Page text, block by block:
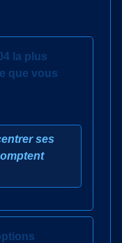
la plus
que vous
ses